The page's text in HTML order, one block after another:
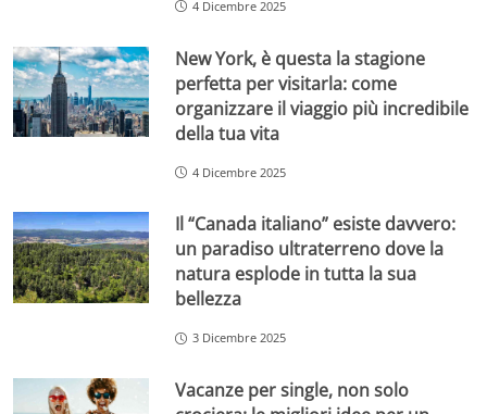
4 Dicembre 2025
New York, è questa la stagione
perfetta per visitarla: come
organizzare il viaggio più incredibile
della tua vita
4 Dicembre 2025
Il “Canada italiano” esiste davvero:
un paradiso ultraterreno dove la
natura esplode in tutta la sua
bellezza
3 Dicembre 2025
Vacanze per single, non solo